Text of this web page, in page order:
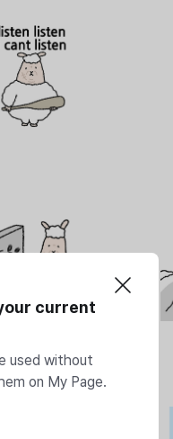
current
used without
on My Page.